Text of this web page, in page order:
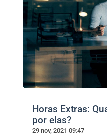
Horas Extras:
por elas?
29 nov, 2021 09:47